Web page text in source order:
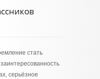
стать
серьёзное